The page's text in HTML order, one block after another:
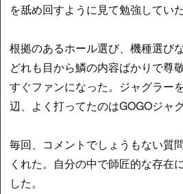
を舐め回すように見て勉強していた
根拠のあるホール選び、機種選び
どれも目から鱗の内容ばかりで尊
すぐファンになった。ジャグラー
辺、よく打ってたのはGOGOジャ
毎回、コメントでしょうもない質
くれた。自分の中で師匠的な存在
した。